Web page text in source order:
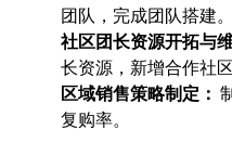
团队，完成团队搭建。
社区团长资源开拓与
长资源，新增合作社区
区域销售策略制定：
复购率。